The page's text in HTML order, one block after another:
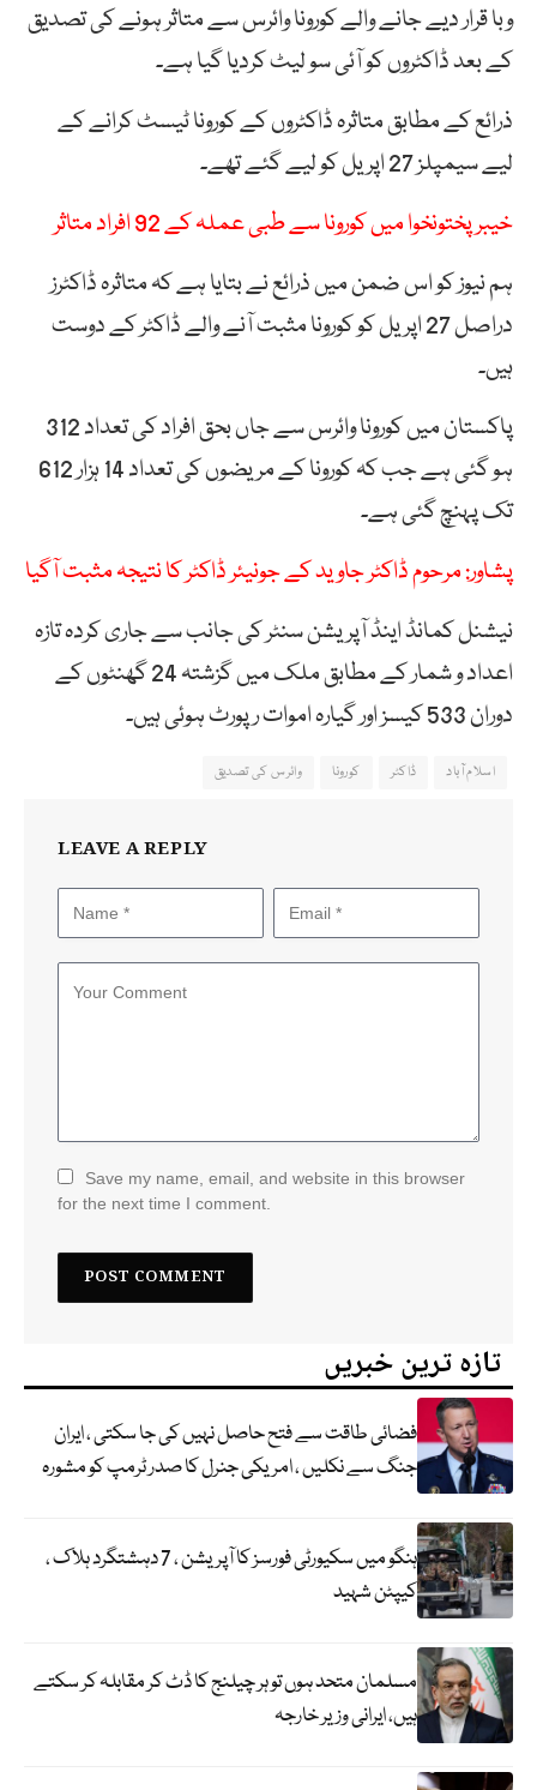
وبا قرار دیے جانے والے کورونا وائرس سے متاثر ہونے کی تصدیق
کے بعد ڈاکٹروں کو آئی سو لیٹ کردیا گیا ہے۔
ذرائع کے مطابق متاثرہ ڈاکٹروں کے کورونا ٹیسٹ کرانے کے
لیے سیمپلز 27 اپریل کو لیے گئے تھے۔
خیبر پختونخوا میں کورونا سے طبی عملہ کے 92 افراد متاثر
ہم نیوز کو اس ضمن میں ذرائع نے بتایا ہے کہ متاثرہ ڈاکٹرز
دراصل 27 اپریل کو کورونا مثبت آنے والے ڈاکٹر کے دوست
ہیں۔
پاکستان میں کورونا وائرس سے جاں بحق افراد کی تعداد 312
ہو گئی ہے جب کہ کورونا کے مریضوں کی تعداد 14 ہزار 612
تک پہنچ گئی ہے۔
پشاور: مرحوم ڈاکٹر جاوید کے جونیئر ڈاکٹر کا نتیجہ مثبت آگیا
نیشنل کمانڈ اینڈ آپریشن سنٹر کی جانب سے جاری کردہ تازہ
اعداد و شمار کے مطابق ملک میں گزشتہ 24 گھنٹوں کے
دوران 533 کیسز اور گیارہ اموات رپورٹ ہوئی ہیں۔
اسلام آباد ڈاکٹر کورونا وائرس کی تصدیق
LEAVE A REPLY
Save my name, email, and website in this browser
for the next time I comment.
تازہ ترین خبریں
فضائی طاقت سے فتح حاصل نہیں کی جا سکتی ، ایران
جنگ سے نکلیں ، امریکی جنرل کا صدر ٹرمپ کو مشورہ
ہنگو میں سکیورٹی فورسز کا آپریشن ، 7 دہشتگرد ہلاک ،
کیپٹن شہید
مسلمان متحد ہوں تو ہر چیلنج کا ڈٹ کر مقابلہ کر سکتے
ہیں، ایرانی وزیر خارجہ